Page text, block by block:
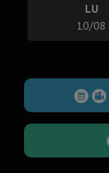
LU
10/08